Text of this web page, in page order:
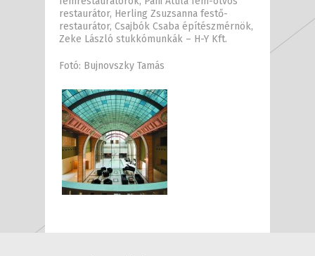
restaurátor, Herling Zsuzsanna festő-
restaurátor, Csajbók Csaba építészmérnök,
Zeke László stukkómunkák – H-Y Kft.
Fotó: Bujnovszky Tamás